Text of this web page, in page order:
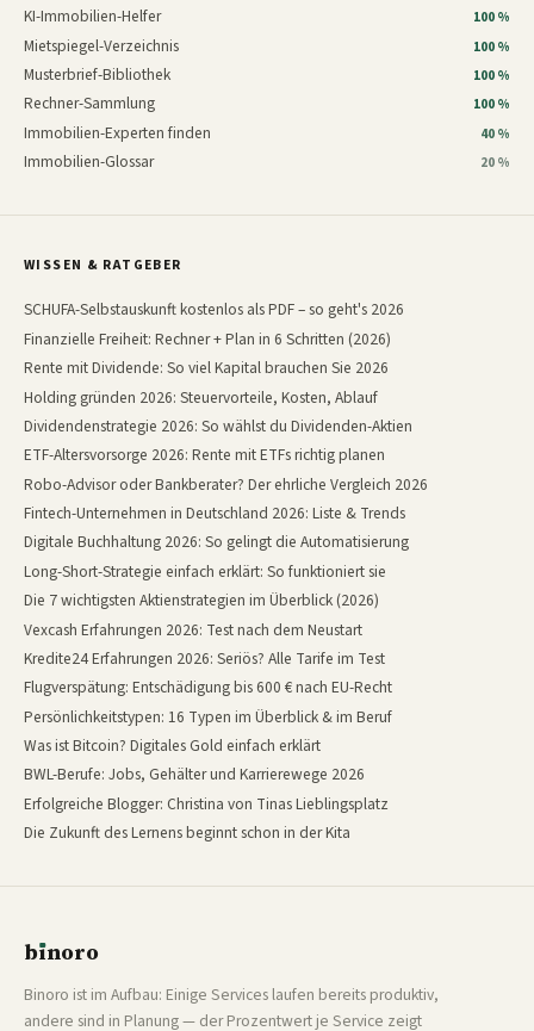
KI-Immobilien-Helfer 100 %
Mietspiegel-Verzeichnis 100 %
Musterbrief-Bibliothek 100 %
Rechner-Sammlung 100 %
Immobilien-Experten finden 40 %
Immobilien-Glossar 20 %
WISSEN & RATGEBER
SCHUFA-Selbstauskunft kostenlos als PDF – so geht's 2026
Finanzielle Freiheit: Rechner + Plan in 6 Schritten (2026)
Rente mit Dividende: So viel Kapital brauchen Sie 2026
Holding gründen 2026: Steuervorteile, Kosten, Ablauf
Dividendenstrategie 2026: So wählst du Dividenden-Aktien
ETF-Altersvorsorge 2026: Rente mit ETFs richtig planen
Robo-Advisor oder Bankberater? Der ehrliche Vergleich 2026
Fintech-Unternehmen in Deutschland 2026: Liste & Trends
Digitale Buchhaltung 2026: So gelingt die Automatisierung
Long-Short-Strategie einfach erklärt: So funktioniert sie
Die 7 wichtigsten Aktienstrategien im Überblick (2026)
Vexcash Erfahrungen 2026: Test nach dem Neustart
Kredite24 Erfahrungen 2026: Seriös? Alle Tarife im Test
Flugverspätung: Entschädigung bis 600 € nach EU-Recht
Persönlichkeitstypen: 16 Typen im Überblick & im Beruf
Was ist Bitcoin? Digitales Gold einfach erklärt
BWL-Berufe: Jobs, Gehälter und Karrierewege 2026
Erfolgreiche Blogger: Christina von Tinas Lieblingsplatz
Die Zukunft des Lernens beginnt schon in der Kita
bınoro
Binoro ist im Aufbau: Einige Services laufen bereits produktiv,
andere sind in Planung — der Prozentwert je Service zeigt